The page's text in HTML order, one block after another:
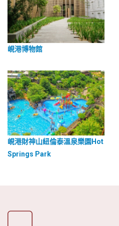
峴港博物館
峴港財神山紐倫泰溫泉樂園Hot
Springs Park